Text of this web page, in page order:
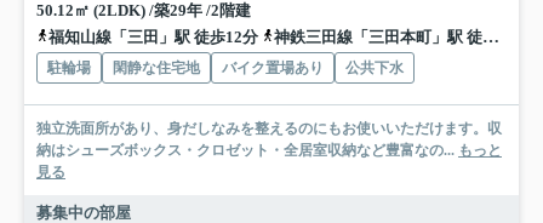
50.12㎡ (2LDK) /築29年 /2階建
福知山線「三田」駅 徒歩12分
神鉄三田線「三田本町」駅 徒歩12分
駐輪場 閑静な住宅地 バイク置場あり 公共下水
独立洗面所があり、身だしなみを整えるのにもお使いいただけます。収
納はシューズボックス・クロゼット・全居室収納など豊富なの... もっと
見る
募集中の部屋